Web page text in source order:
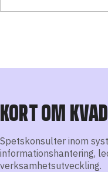
KORT OM
Spetskonsulter inom
informationshantering,
verksamhetsutveckling.